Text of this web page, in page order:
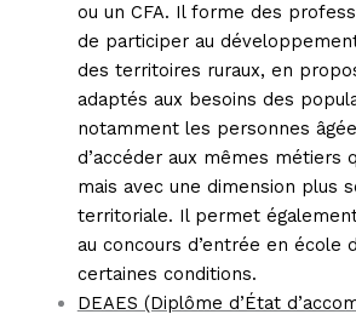
ou un CFA. Il forme des
de participer au
des territoires ruraux, en
adaptés aux besoins des
notamment les personnes
d’accéder aux mêmes métiers
mais avec une dimension plus
territoriale. Il permet
au concours d’entrée en école
certaines conditions.
DEAES (Diplôme d’État